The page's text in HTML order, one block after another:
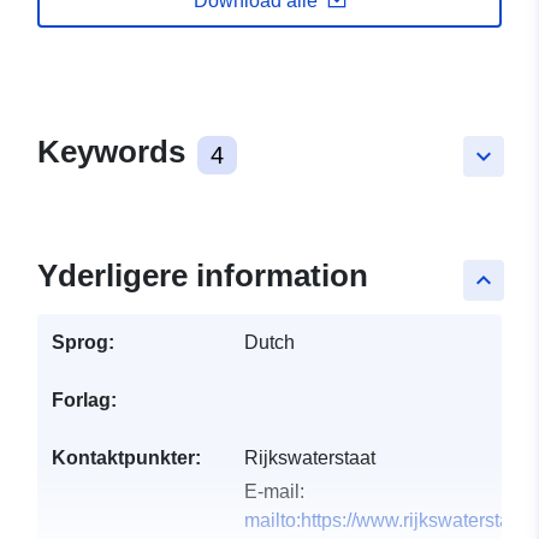
keyboard_arrow_down
Keywords 4
keyboard_arrow_up
Yderligere information
Sprog: Dutch
Forlag:
Kontaktpunkter:
Rijkswaterstaat
E-mail:
mailto:https://